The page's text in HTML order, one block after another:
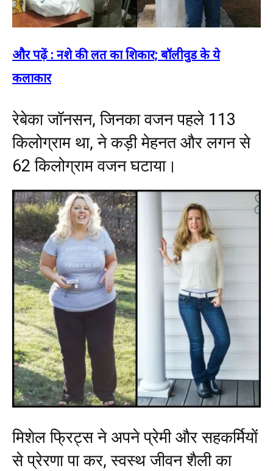
और पढ़ें : नशे की लत का शिकार; बॉलीवुड के ये
कलाकार
रेबेका जॉनसन, जिनका वजन पहले 113
किलोग्राम था, ने कड़ी मेहनत और लगन से
62 किलोग्राम वजन घटाया।
मिशेल फ्रिट्स ने अपने प्रेमी और सहकर्मियों
से प्रेरणा पा कर, स्वस्थ जीवन शैली का